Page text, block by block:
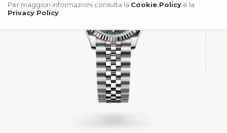
Per maggiori informazioni consulta la Cookie Policy e la
Privacy Policy